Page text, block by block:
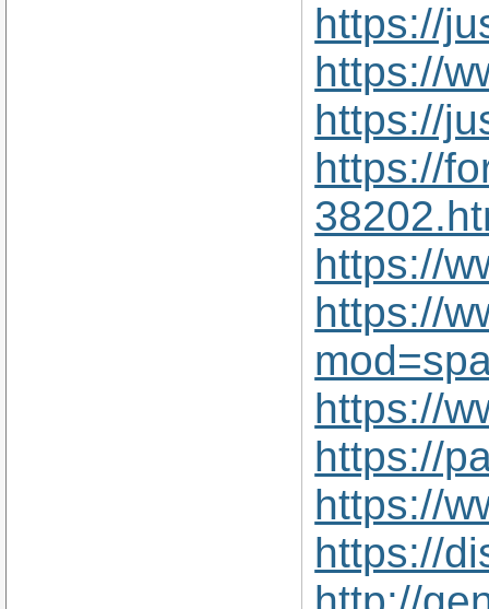
https://
https://
https://
https://
https://
https://
https://
https://
https://
https://